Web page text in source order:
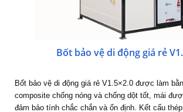
Bốt bảo vệ di động giá rẻ
Bốt bảo vệ di động giá rẻ V1.5×2.0 được làm
composite chống nóng và chống dột tốt, mái
đảm bảo tính chắc chắn và ổn định. Kết cấu